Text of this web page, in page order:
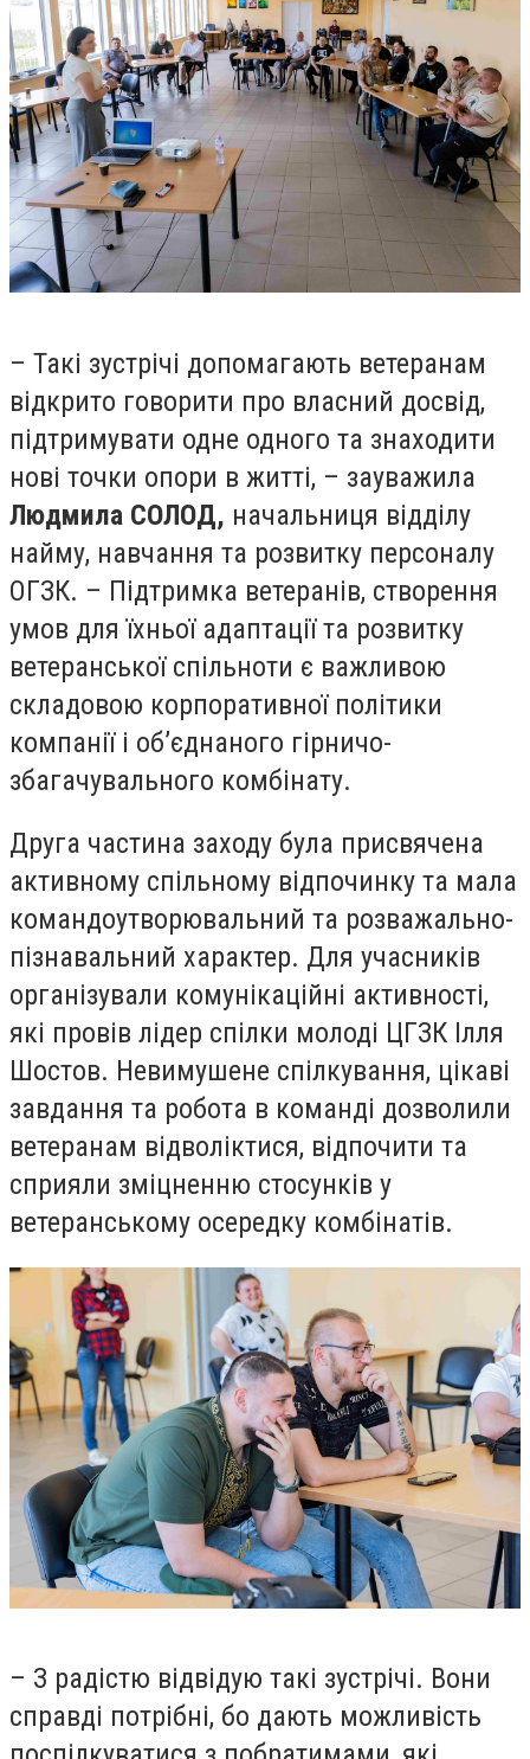
– Такі зустрічі допомагають ветеранам
відкрито говорити про власний досвід,
підтримувати одне одного та знаходити
нові точки опори в житті, – зауважила
Людмила СОЛОД, начальниця відділу
найму, навчання та розвитку персоналу
ОГЗК. – Підтримка ветеранів, створення
умов для їхньої адаптації та розвитку
ветеранської спільноти є важливою
складовою корпоративної політики
компанії і об’єднаного гірничо-
збагачувального комбінату.
Друга частина заходу була присвячена
активному спільному відпочинку та мала
командоутворювальний та розважально-
пізнавальний характер. Для учасників
організували комунікаційні активності,
які провів лідер спілки молоді ЦГЗК Ілля
Шостов. Невимушене спілкування, цікаві
завдання та робота в команді дозволили
ветеранам відволіктися, відпочити та
сприяли зміцненню стосунків у
ветеранському осередку комбінатів.
– З радістю відвідую такі зустрічі. Вони
справді потрібні, бо дають можливість